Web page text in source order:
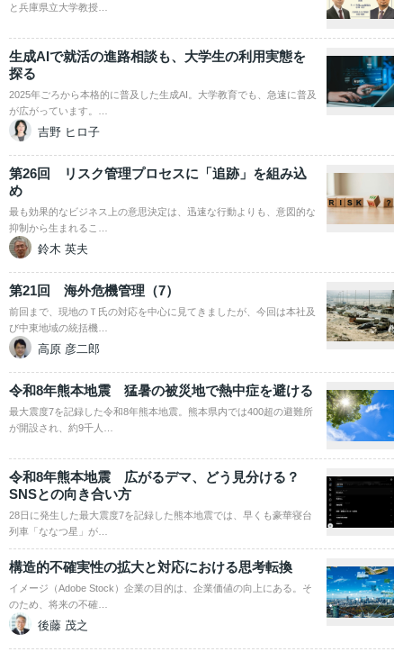
と兵庫県立大学教授…
生成AIで就活の進路相談も、大学生の利用実態を
探る
2025年ごろから本格的に普及した生成AI。大学教育でも、急速に普及
が広がっています。…
吉野 ヒロ子
第26回 リスク管理プロセスに「追跡」を組み込
め
最も効果的なビジネス上の意思決定は、迅速な行動よりも、意図的な
抑制から生まれるこ…
鈴木 英夫
第21回 海外危機管理（7）
前回まで、現地のＴ氏の対応を中心に見てきましたが、今回は本社及
び中東地域の統括機…
高原 彦二郎
令和8年熊本地震 猛暑の被災地で熱中症を避ける
最大震度7を記録した令和8年熊本地震。熊本県内では400超の避難所
が開設され、約9千人…
令和8年熊本地震 広がるデマ、どう見分ける？
SNSとの向き合い方
28日に発生した最大震度7を記録した熊本地震では、早くも豪華寝台
列車「ななつ星」が…
構造的不確実性の拡大と対応における思考転換
イメージ（Adobe Stock）企業の目的は、企業価値の向上にある。そ
のため、将来の不確…
後藤 茂之